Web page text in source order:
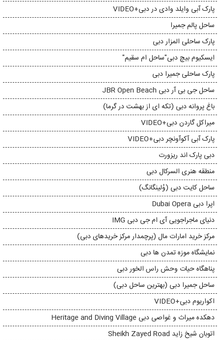
پارک آبی وایلد وادی در دبی+VIDEO
ساحل پالم جمیرا
پارک ساحلی المزار دبی
ایسکیوم بیچ دبی"ساحل ام سقیم"
پارک ساحلی جمیرا دبی
ساحل جی بی آر دبی JBR Open Beach
باغ پروانه دبی (تکه ای از بهشت در گرما)
میراکل گاردن دبی+VIDEO
پارک آبی آکوآونچر دبی+VIDEO
دبی پارک اند ریزورت
منطقه هنری السرکال دبی
ساحل کایت دبی (وُلینگانگ)
اپرا دبی Dubai Opera
دنیای ماجراجویی آی ام جی دبی IMG
مرکز خرید امارات مال (پرچمدار مرکز خریدهای دبی)
نمایشگاه موزه تمدن ها دبی
پناهگاه حیات وحش راس الخور دبی
ساحل جمیرا دبی (بهترین ساحل دبی)
اکواریوم دبی+VIDEO
دهکده میراث و غواصی دبی Heritage and Diving Village
اتوبان شیخ زاید Sheikh Zayed Road